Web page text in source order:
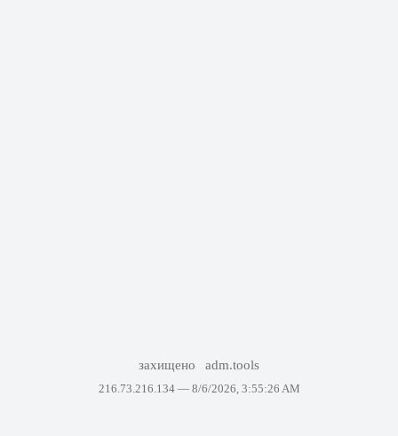
захищено adm.tools
216.73.216.134 — 8/6/2026, 3:55:26 AM